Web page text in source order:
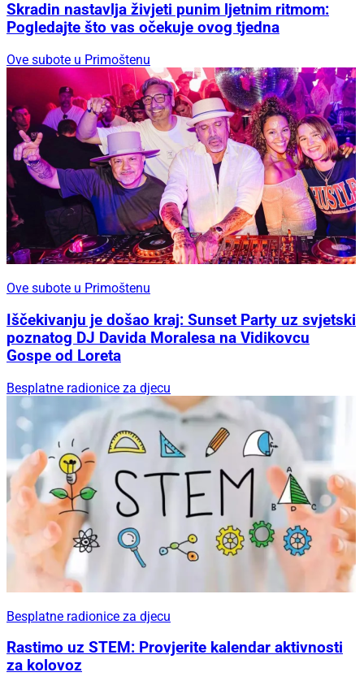
Skradin nastavlja živjeti punim ljetnim ritmom:
Pogledajte što vas očekuje ovog tjedna
Ove subote u Primoštenu
Ove subote u Primoštenu
Iščekivanju je došao kraj: Sunset Party uz svjetski
poznatog DJ Davida Moralesa na Vidikovcu
Gospe od Loreta
Besplatne radionice za djecu
Besplatne radionice za djecu
Rastimo uz STEM: Provjerite kalendar aktivnosti
za kolovoz